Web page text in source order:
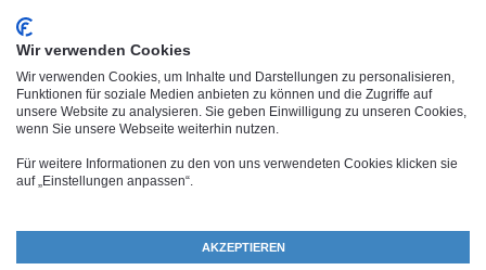
gestalten, indem du ein eigenes Motiv auf ein iPad
Cover drucken lässt. DeineiPad Pro Hülle bedrucken
wir mit den hochwertigsten Druckverfahren. Die
Schutzhülle mit eigenem Bild erhält das Motiv wie bei
unseren hochwertigen
per Textildruck. Eigens
dafür ist auf der Vorderseite der Hülle eine Textilfläche
kannst. Beim Textildruck tragen wir keine Folie auf,
Wir verwenden Cookies
Wir verwenden Cookies, um Inhalte und Darstellungen zu personalisieren,
Funktionen für soziale Medien anbieten zu können und die Zugriffe auf
unsere Website zu analysieren. Sie geben Einwilligung zu unseren Cookies,
wenn Sie unsere Webseite weiterhin nutzen.
Für weitere Informationen zu den von uns verwendeten Cookies klicken sie
auf „Einstellungen anpassen“.
AKZEPTIEREN